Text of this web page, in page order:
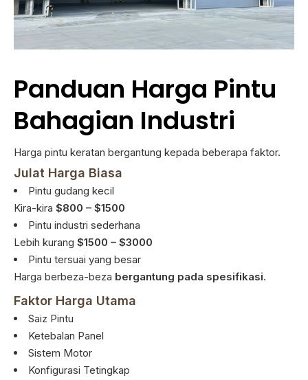
Panduan Harga Pintu
Bahagian Industri
Harga pintu keratan bergantung kepada beberapa faktor.
Julat Harga Biasa
Pintu gudang kecil
Kira-kira $800 – $1500
Pintu industri sederhana
Lebih kurang $1500 – $3000
Pintu tersuai yang besar
Harga berbeza-beza bergantung pada spesifikasi.
Faktor Harga Utama
Saiz Pintu
Ketebalan Panel
Sistem Motor
Konfigurasi Tetingkap